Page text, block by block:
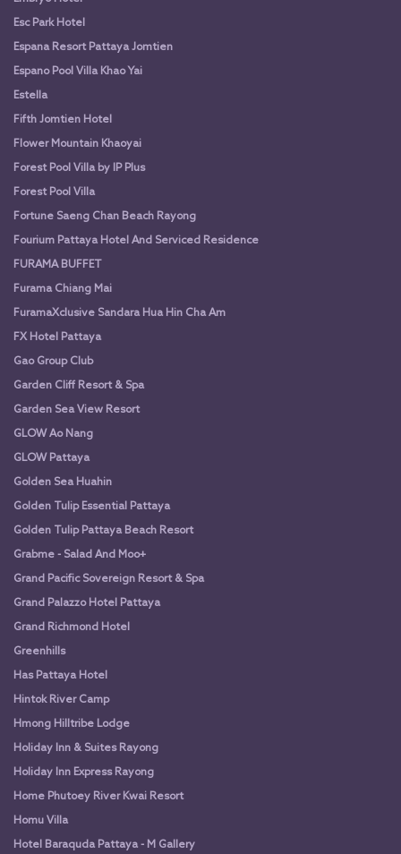
Esc Park Hotel
Espana Resort Pattaya Jomtien
Espano Pool Villa Khao Yai
Estella
Fifth Jomtien Hotel
Flower Mountain Khaoyai
Forest Pool Villa by IP Plus
Forest Pool Villa
Fortune Saeng Chan Beach Rayong
Fourium Pattaya Hotel And Serviced Residence
FURAMA BUFFET
Furama Chiang Mai
FuramaXclusive Sandara Hua Hin Cha Am
FX Hotel Pattaya
Gao Group Club
Garden Cliff Resort & Spa
Garden Sea View Resort
GLOW Ao Nang
GLOW Pattaya
Golden Sea Huahin
Golden Tulip Essential Pattaya
Golden Tulip Pattaya Beach Resort
Grabme - Salad And Moo+
Grand Pacific Sovereign Resort & Spa
Grand Palazzo Hotel Pattaya
Grand Richmond Hotel
Greenhills
Has Pattaya Hotel
Hintok River Camp
Hmong Hilltribe Lodge
Holiday Inn & Suites Rayong
Holiday Inn Express Rayong
Home Phutoey River Kwai Resort
Homu Villa
Hotel Baraquda Pattaya - M Gallery